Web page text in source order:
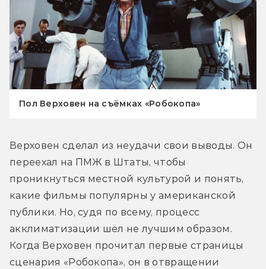
Пол Верховен на съёмках «Робокопа»
Верховен сделал из неудачи свои выводы. Он
переехал на ПМЖ в Штаты, чтобы
проникнуться местной культурой и понять,
какие фильмы популярны у американской
публики. Но, судя по всему, процесс
акклиматизации шёл не лучшим образом.
Когда Верховен прочитал первые страницы
сценария «Робокопа», он в отвращении